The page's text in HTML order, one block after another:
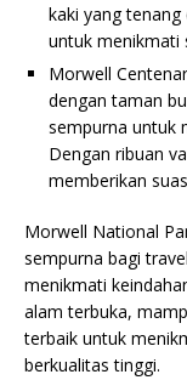
kaki yang
untuk menikmati
Morwell
dengan taman
sempurna untuk
Dengan ribuan
memberikan
Morwell National
sempurna bagi
menikmati
alam terbuka,
terbaik untuk
berkualitas tinggi.